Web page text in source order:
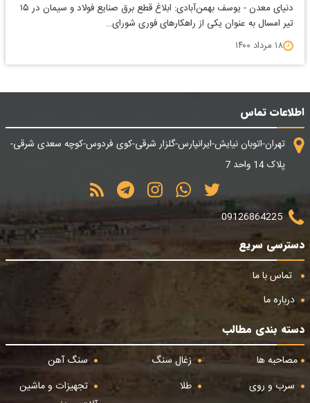
دنیای معدن - یوسف بهمن‌آبادی: ابلاغ قطع برق صنایع فولاد و سیمان در ۱۵
تیر امسال به عنوان یکی از راهکارهای فوری شورای…
۱۸ مرداد ۱۴۰۰
اطلاعات تماس
تهران-اتوبان نیایش-ایرانپارس-گلزار شرقی-کوی فردوس-کوچه سعدی شرقی-
پلاک 14 واحد 7
09126864225
دسترسی سریع
تماس با ما
درباره ما
دسته بندی مطالب
مصاحبه ها
زغال سنگ
سنگ آهن
سرب و روی
طلا
تجهیزات و ماشین